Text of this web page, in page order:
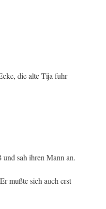
die alte Tija fuhr
sah ihren Mann an.
mußte sich auch erst